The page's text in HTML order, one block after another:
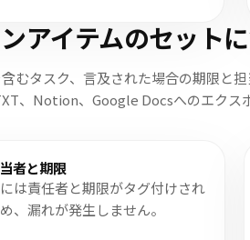
アイテムのセット
むタスク、言及された場合の期限と
、Notion、Google Docsへのエクス
者と期限
は責任者と期限がタグ付けされ
、漏れが発生しません。